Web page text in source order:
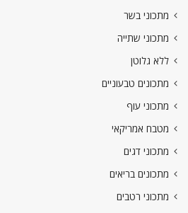
מתכוני בשר
מתכוני שתייה
ללא גלוטן
מתכונים טבעוניים
מתכוני עוף
מטבח אמריקאי
מתכוני דגים
מתכונים בריאים
מתכוני רטבים